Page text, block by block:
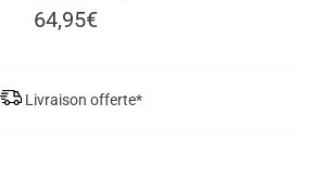
Prix
régulier
64,95€
Livraison offerte*